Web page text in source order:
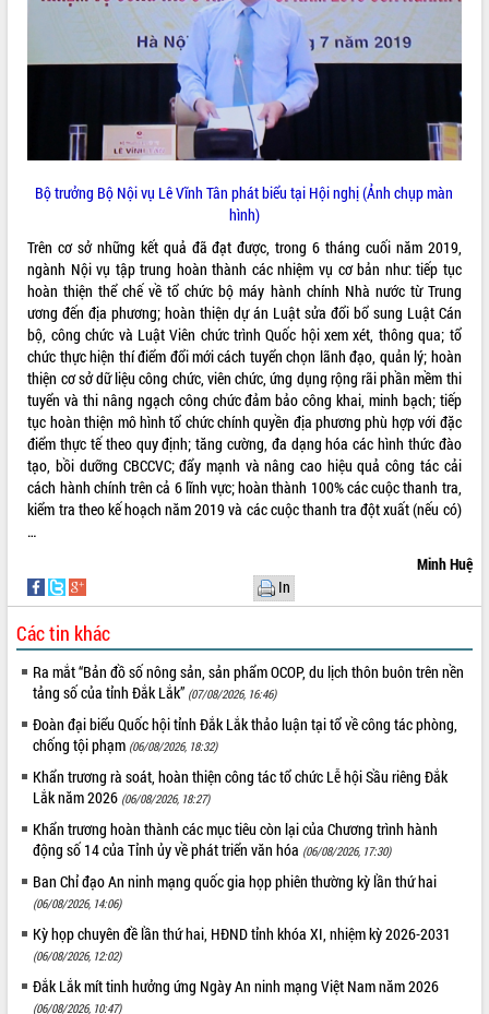
Kỳ họp thứ Hai, Hội đồng nhân dân
tỉnh khóa XI quyết nghị nhiều nội dung
Bí thư Tỉnh ủy Lương Nguyễn Minh
Triết thăm, tặng quà người có công với
cách mạng
Rà soát, hoàn thiện hệ thống thiết chế
phát triển mới
mặt Đoàn chuyên gia y tế TP. Hồ Chí
Minh
Lễ truy điệu và an táng hài cốt liệt sĩ
tại Nghĩa trang Liệt sĩ xã Sơn Hòa
Bàn giải pháp tháo gỡ khó khăn trong
xuất khẩu sầu riêng và triển khai quy
định EUDR
Thứ trưởng Bộ Nông nghiệp và Môi
trường Nguyễn Hoàng Hiệp khảo sát
vùng trồng và doanh nghiệp đóng gói
sầu riêng tại Đắk Lắk
Trình diễn nghệ thuật chế biến các
món ăn từ sầu riêng
tiến đầu tư tỉnh
Ngành cá ngừ Đắk Lắk chủ động thích
ứng để giữ vững thị trường xuất khẩu
Diễn đàn Kinh tế tư nhân Việt Nam đột
phá cơ chế - Hợp tác công tư
Đề án 06 tạo bước ngoặt đột phá trong
cải cách hành chính tỉnh Đắk Lắk
Kết nối tour, đẩy mạnh chuyển đổi số
để phát triển du lịch Đắk Lắk
Khởi động Dự án Đầu tư xây dựng hạ
tầng kỹ thuật Cụm công nghiệp Tân
Tiến
Gặp mặt các cơ quan báo chí nhân Kỷ
niệm 101 năm Ngày Báo chí Cách
mạng Việt Nam
Đắk Lắk sơ kết 4 năm triển khai thực
hiện Đề án 06 của Chính phủ
Họp báo thông tin về Hội nghị Công bố
THỐNG KÊ TRUY CẬP
Hôm nay: 23703
Tất cả:
66036443
Bộ trưởng Bộ Nội vụ Lê Vĩnh Tân phát biểu tại Hội nghị (Ảnh chụp màn
hình)
Trên cơ sở những kết quả đã đạt được, trong 6 tháng cuối năm 2019,
ngành Nội vụ tập trung hoàn thành các nhiệm vụ cơ bản như: tiếp tục
hoàn thiện thể chế về tổ chức bộ máy hành chính Nhà nước từ Trung
ương đến địa phương; hoàn thiện dự án Luật sửa đổi bổ sung Luật Cán
bộ, công chức và Luật Viên chức trình Quốc hội xem xét, thông qua; tổ
chức thực hiện thí điểm đổi mới cách tuyển chọn lãnh đạo, quản lý; hoàn
thiện cơ sở dữ liệu công chức, viên chức, ứng dụng rộng rãi phần mềm thi
tuyển và thi nâng ngạch công chức đảm bảo công khai, minh bạch; tiếp
tục hoàn thiện mô hình tổ chức chính quyền địa phương phù hợp với đặc
điểm thực tế theo quy định; tăng cường, đa dạng hóa các hình thức đào
tạo, bồi dưỡng CBCCVC; đẩy mạnh và nâng cao hiệu quả công tác cải
cách hành chính trên cả 6 lĩnh vực; hoàn thành 100% các cuộc thanh tra,
kiểm tra theo kế hoạch năm 2019 và các cuộc thanh tra đột xuất (nếu có)
…
Minh Huệ
In
Các tin khác
Ra mắt “Bản đồ số nông sản, sản phẩm OCOP, du lịch thôn buôn trên nền
tảng số của tỉnh Đắk Lắk” (07/08/2026, 16:46)
Đoàn đại biểu Quốc hội tỉnh Đắk Lắk thảo luận tại tổ về công tác phòng,
chống tội phạm (06/08/2026, 18:32)
Khẩn trương rà soát, hoàn thiện công tác tổ chức Lễ hội Sầu riêng Đắk
Lắk năm 2026 (06/08/2026, 18:27)
Khẩn trương hoàn thành các mục tiêu còn lại của Chương trình hành
động số 14 của Tỉnh ủy về phát triển văn hóa (06/08/2026, 17:30)
Ban Chỉ đạo An ninh mạng quốc gia họp phiên thường kỳ lần thứ hai
(06/08/2026, 14:06)
Kỳ họp chuyên đề lần thứ hai, HĐND tỉnh khóa XI, nhiệm kỳ 2026-2031
(06/08/2026, 12:02)
Đắk Lắk mít tinh hưởng ứng Ngày An ninh mạng Việt Nam năm 2026
(06/08/2026, 10:47)